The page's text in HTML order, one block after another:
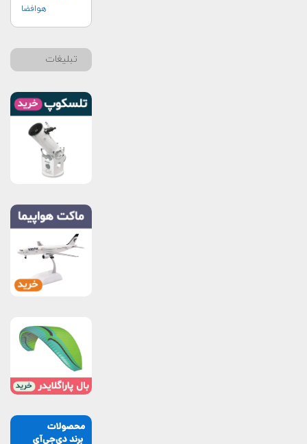
هوافضا
تبلیغات